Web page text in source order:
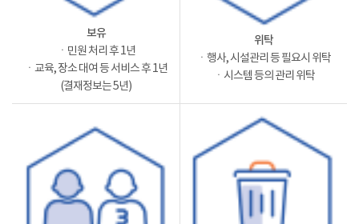
보유
ㆍ민원 처리 후 1년
ㆍ교육, 장소 대여 등 서비스 후 1년
(결재정보는 5년)
위탁
ㆍ행사, 시설관리 등 필요시 위탁
ㆍ시스템 등의 관리 위탁